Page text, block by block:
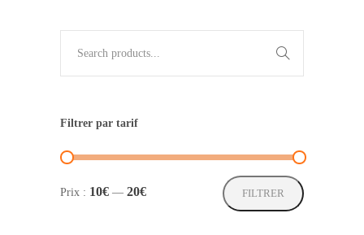
Filtrer par tarif
Prix
Prix
FILTRER
Prix : 10€ — 20€